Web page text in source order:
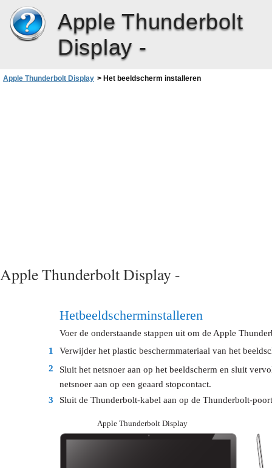
Apple Thunderbolt
Display -
Apple Thunderbolt Display > Het beeldscherm installeren
Apple Thunderbolt Display -
Het beeldscherm installeren
Voer de onderstaande stappen uit om de Apple
1
Verwijder het plastic beschermmateriaal van het
2
Sluit het netsnoer aan op het beeldscherm en sluit
netsnoer aan op een geaard stopcontact.
3
Sluit de Thunderbolt-kabel aan op de Thunderbolt-
Apple Thunderbolt Display